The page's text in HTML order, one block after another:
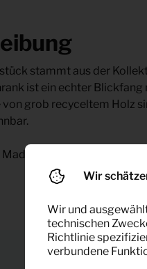
stammt aus der
ist ein echter
grob recyceltem Holz
mieten? Verfügbar
Wir
Wir und
technischen
Richtlinie
verbundene